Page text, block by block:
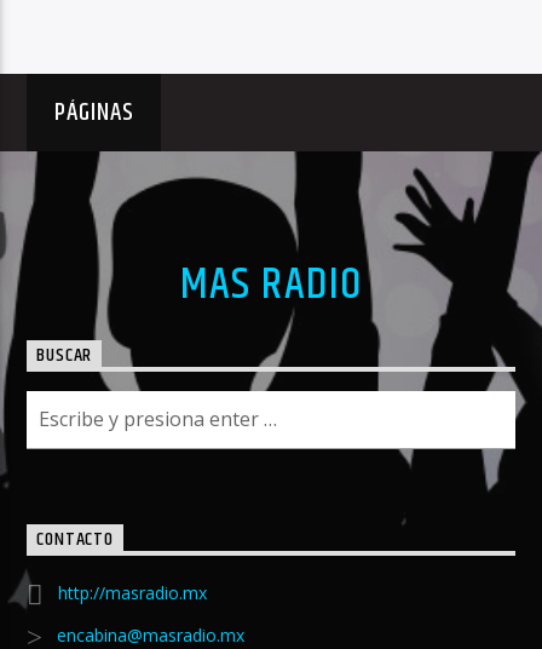
PÁGINAS
MAS RADIO
BUSCAR
CONTACTO
http://masradio.mx
encabina@masradio.mx